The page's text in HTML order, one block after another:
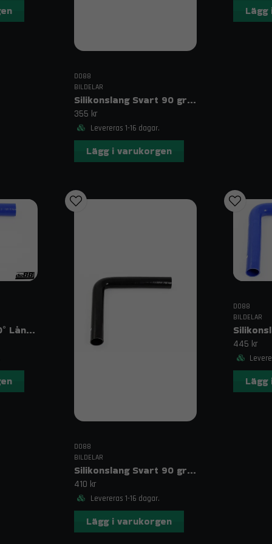
DO88
BILDELAR
Silikonslang Svart 90 grader långt ben 1,375" (35mm)
355 kr
Levereras 1-16 dagar.
Lägg i varukorgen
Silikonslang Blå 90° Långt Ben 1,625″ (41 mm)
DO88
BILDELAR
Silikonslang Svart 90 grader långt ben 1,625" (41mm)
410 kr
Levereras 1-16 dagar.
Lägg i varukorgen
DO88
BILDELAR
445 kr